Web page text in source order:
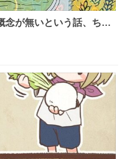
念が無いという話、ちい
皇あたりは性別を意識
。かなり徹底している